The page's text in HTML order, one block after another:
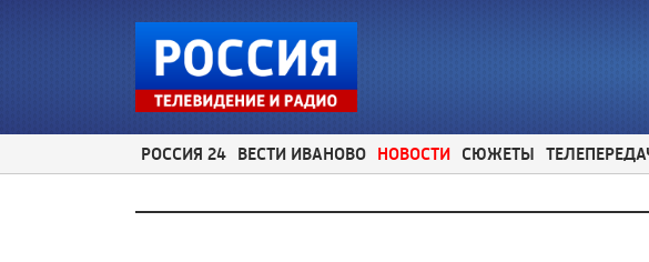
РОССИЯ 24 ВЕСТИ ИВАНОВО НОВОСТИ СЮЖЕТЫ